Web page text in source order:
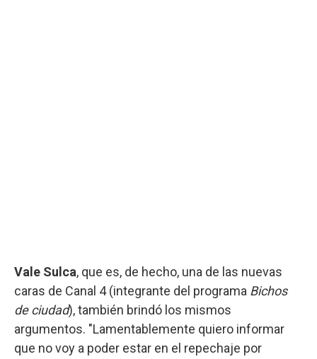
Vale Sulca, que es, de hecho, una de las nuevas
caras de Canal 4 (integrante del programa Bichos
de ciudad), también brindó los mismos
argumentos. "Lamentablemente quiero informar
que no voy a poder estar en el repechaje por